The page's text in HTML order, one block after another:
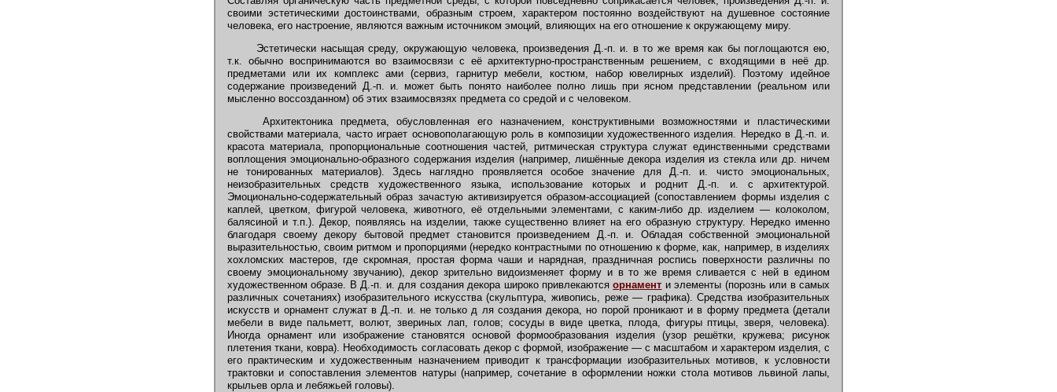
своими эстетическими достоинствами, образным строем, характером постоянно воздействуют на душевное состояние
человека, его настроение, являются важным источником эмоций, влияющих на его отношение к окружающему миру.
Эстетически насыщая среду, окружающую человека, произведения Д.-п. и. в то же время как бы поглощаются ею,
т.к. обычно воспринимаются во взаимосвязи с её архитектурно-пространственным решением, с входящими в неё др.
предметами или их комплекс ами (сервиз, гарнитур мебели, костюм, набор ювелирных изделий). Поэтому идейное
содержание произведений Д.-п. и. может быть понято наиболее полно лишь при ясном представлении (реальном или
мысленно воссозданном) об этих взаимосвязях предмета со средой и с человеком.
Архитектоника предмета, обусловленная его назначением, конструктивными возможностями и пластическими
свойствами материала, часто играет основополагающую роль в композиции художественного изделия. Нередко в Д.-п. и.
красота материала, пропорциональные соотношения частей, ритмическая структура служат единственными средствами
воплощения эмоционально-образного содержания изделия (например, лишённые декора изделия из стекла или др. ничем
не тонированных материалов). Здесь наглядно проявляется особое значение для Д.-п. и. чисто эмоциональных,
неизобразительных средств художественного языка, использование которых и роднит Д.-п. и. с архитектурой.
Эмоционально-содержательный образ зачастую активизируется образом-ассоциацией (сопоставлением формы изделия с
каплей, цветком, фигурой человека, животного, её отдельными элементами, с каким-либо др. изделием — колоколом,
балясиной и т.п.). Декор, появляясь на изделии, также существенно влияет на его образную структуру. Нередко именно
благодаря своему декору бытовой предмет становится произведением Д.-п. и. Обладая собственной эмоциональной
выразительностью, своим ритмом и пропорциями (нередко контрастными по отношению к форме, как, например, в изделиях
хохломских мастеров, где скромная, простая форма чаши и нарядная, праздничная роспись поверхности различны по
своему эмоциональному звучанию), декор зрительно видоизменяет форму и в то же время сливается с ней в едином
художественном образе. В Д.-п. и. для создания декора широко привлекаютсяорнамент и элементы (порознь или в самых
различных сочетаниях) изобразительного искусства (скульптура, живопись, реже — графика). Средства изобразительных
искусств и орнамент служат в Д.-п. и. не только д ля создания декора, но порой проникают и в форму предмета (детали
мебели в виде пальметт, волют, звериных лап, голов; сосуды в виде цветка, плода, фигуры птицы, зверя, человека).
Иногда орнамент или изображение становятся основой формообразования изделия (узор решётки, кружева; рисунок
плетения ткани, ковра). Необходимость согласовать декор с формой, изображение — с масштабом и характером изделия, с
его практическим и художественным назначением приводит к трансформации изобразительных мотивов, к условности
трактовки и сопоставления элементов натуры (например, сочетание в оформлении ножки стола мотивов львиной лапы,
крыльев орла и лебяжьей головы).